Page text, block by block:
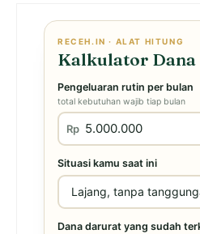
RECEH.IN · ALAT HITUNG
Kalkulator
Pengeluaran rutin per bulan
total kebutuhan wajib tiap bulan
Rp
Situasi kamu saat ini
Dana darurat yang sudah